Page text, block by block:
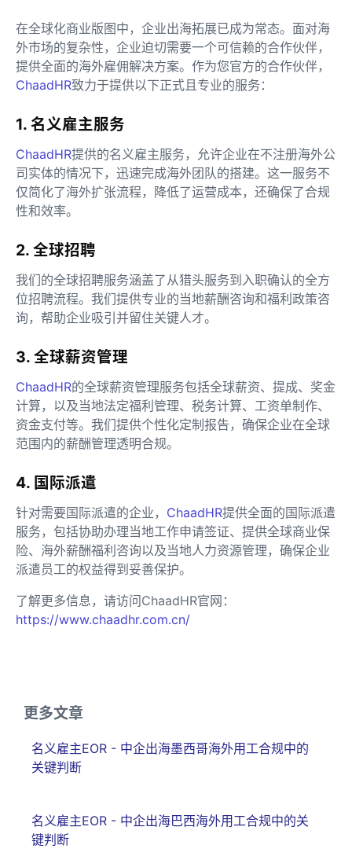
在全球化商业版图中，企业出海拓展已成为常态。面对海
外市场的复杂性，企业迫切需要一个可信赖的合作伙伴，
提供全面的海外雇佣解决方案。作为您官方的合作伙伴，
ChaadHR致力于提供以下正式且专业的服务：
1. 名义雇主服务
ChaadHR提供的名义雇主服务，允许企业在不注册海外公
司实体的情况下，迅速完成海外团队的搭建。这一服务不
仅简化了海外扩张流程，降低了运营成本，还确保了合规
性和效率。
2. 全球招聘
我们的全球招聘服务涵盖了从猎头服务到入职确认的全方
位招聘流程。我们提供专业的当地薪酬咨询和福利政策咨
询，帮助企业吸引并留住关键人才。
3. 全球薪资管理
ChaadHR的全球薪资管理服务包括全球薪资、提成、奖金
计算，以及当地法定福利管理、税务计算、工资单制作、
资金支付等。我们提供个性化定制报告，确保企业在全球
范围内的薪酬管理透明合规。
4. 国际派遣
针对需要国际派遣的企业， ChaadHR提供全面的国际派遣
服务，包括协助办理当地工作申请签证、提供全球商业保
险、海外薪酬福利咨询以及当地人力资源管理，确保企业
派遣员工的权益得到妥善保护。
了解更多信息，请访问ChaadHR官网：
https://www.chaadhr.com.cn/
更多文章
名义雇主EOR - 中企出海墨西哥海外用工合规中的
关键判断
名义雇主EOR - 中企出海巴西海外用工合规中的关
键判断